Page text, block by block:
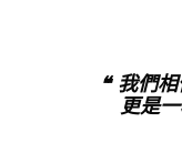
❝ 我們
更是